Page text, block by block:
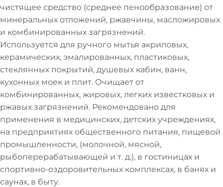
чистящее средство (среднее пенообразование) от
минеральных отложений, ржавчины, масложировых
и комбинированных загрязнений.
Используется для ручного мытья акриловых,
керамических, эмалированных, пластиковых,
стеклянных покрытий, душевых кабин, ванн,
кухонных моек и плит. Очищает от
комбинированных, жировых, легких известковых и
ржавых загрязнений. Рекомендовано для
применения в медицинских, детских учреждениях,
на предприятиях общественного питания, пищевой
промышленности, (молочной, мясной,
рыбоперерабатывающей и т. д.), в гостиницах и
спортивно-оздоровительных комплексах, в банях и
саунах, в быту.